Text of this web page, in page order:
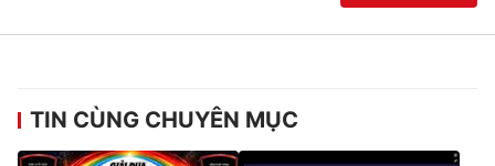
TIN CÙNG CHUYÊN MỤC